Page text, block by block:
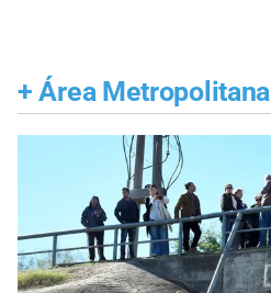
+ Área Metropolitana